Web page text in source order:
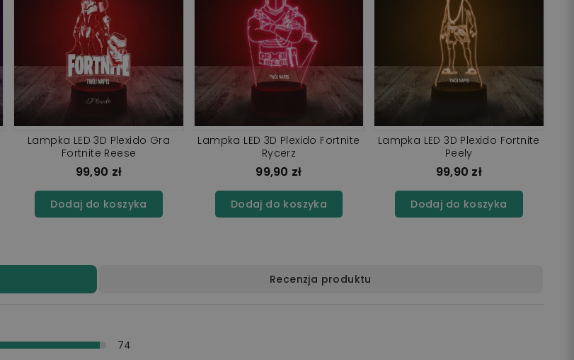
Lampka LED 3D Plexido Gra
Fortnite Reese
99,90 zł
Dodaj do koszyka
Lampka LED 3D Plexido Fortnite
Rycerz
99,90 zł
Dodaj do koszyka
Lampka LED 3D Plexido Fortnite
Peely
99,90 zł
Dodaj do koszyka
Recenzja produktu
74